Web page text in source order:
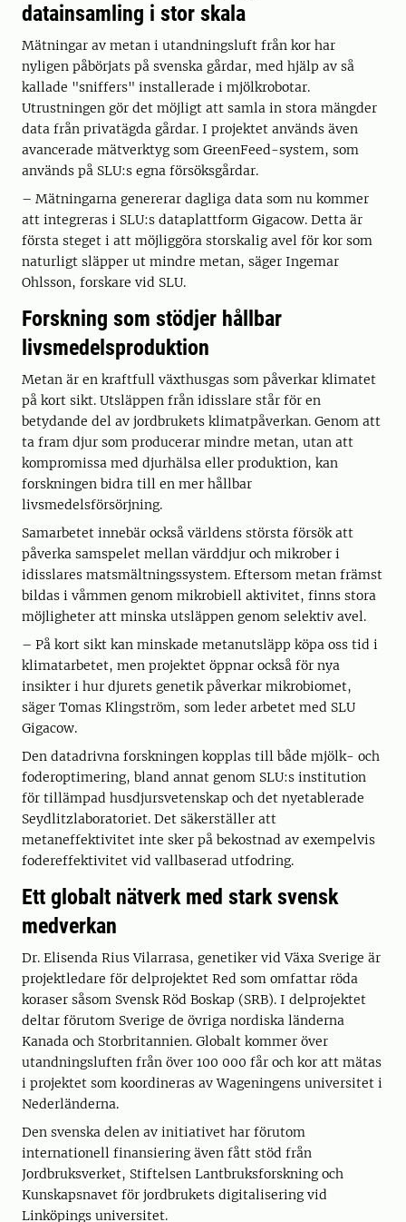
datainsamling i stor skala
Mätningar av metan i utandningsluft från kor har
nyligen påbörjats på svenska gårdar, med hjälp av så
kallade "sniffers" installerade i mjölkrobotar.
Utrustningen gör det möjligt att samla in stora mängder
data från privatägda gårdar. I projektet används även
avancerade mätverktyg som GreenFeed-system, som
används på SLU:s egna försöksgårdar.
– Mätningarna genererar dagliga data som nu kommer
att integreras i SLU:s dataplattform Gigacow. Detta är
första steget i att möjliggöra storskalig avel för kor som
naturligt släpper ut mindre metan, säger Ingemar
Ohlsson, forskare vid SLU.
Forskning som stödjer hållbar
livsmedelsproduktion
Metan är en kraftfull växthusgas som påverkar klimatet
på kort sikt. Utsläppen från idisslare står för en
betydande del av jordbrukets klimatpåverkan. Genom att
ta fram djur som producerar mindre metan, utan att
kompromissa med djurhälsa eller produktion, kan
forskningen bidra till en mer hållbar
livsmedelsförsörjning.
Samarbetet innebär också världens största försök att
påverka samspelet mellan värddjur och mikrober i
idisslares matsmältningssystem. Eftersom metan främst
bildas i våmmen genom mikrobiell aktivitet, finns stora
möjligheter att minska utsläppen genom selektiv avel.
– På kort sikt kan minskade metanutsläpp köpa oss tid i
klimatarbetet, men projektet öppnar också för nya
insikter i hur djurets genetik påverkar mikrobiomet,
säger Tomas Klingström, som leder arbetet med SLU
Gigacow.
Den datadrivna forskningen kopplas till både mjölk- och
foderoptimering, bland annat genom SLU:s institution
för tillämpad husdjursvetenskap och det nyetablerade
Seydlitzlaboratoriet. Det säkerställer att
metaneffektivitet inte sker på bekostnad av exempelvis
fodereffektivitet vid vallbaserad utfodring.
Ett globalt nätverk med stark svensk
medverkan
Dr. Elisenda Rius Vilarrasa, genetiker vid Växa Sverige är
projektledare för delprojektet Red som omfattar röda
koraser såsom Svensk Röd Boskap (SRB). I delprojektet
deltar förutom Sverige de övriga nordiska länderna
Kanada och Storbritannien. Globalt kommer över
utandningsluften från över 100 000 får och kor att mätas
i projektet som koordineras av Wageningens universitet i
Nederländerna.
Den svenska delen av initiativet har förutom
internationell finansiering även fått stöd från
Jordbruksverket, Stiftelsen Lantbruksforskning och
Kunskapsnavet för jordbrukets digitalisering vid
Linköpings universitet.